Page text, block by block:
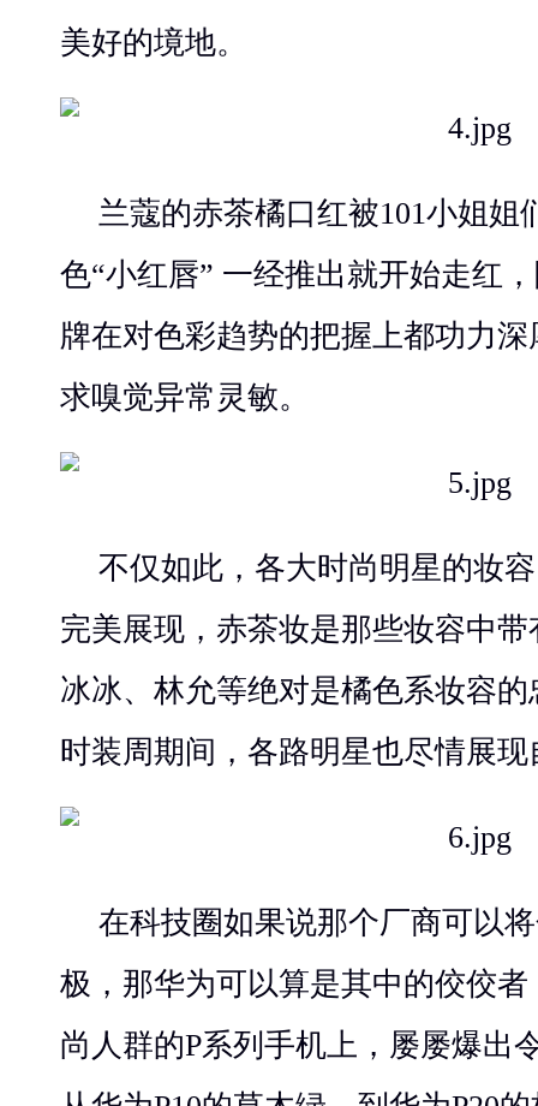
美好的境地。
兰蔻的赤茶橘口红被101小姐姐
色“小红唇” 一经推出就开始走红
牌在对色彩趋势的把握上都功力
求嗅觉异常灵敏。
不仅如此，各大时尚明星的妆
完美展现，赤茶妆是那些妆容中
冰冰、林允等绝对是橘色系妆容
时装周期间，各路明星也尽情展
在科技圈如果说那个厂商可以
极，那华为可以算是其中的佼佼
尚人群的P系列手机上，屡屡爆出